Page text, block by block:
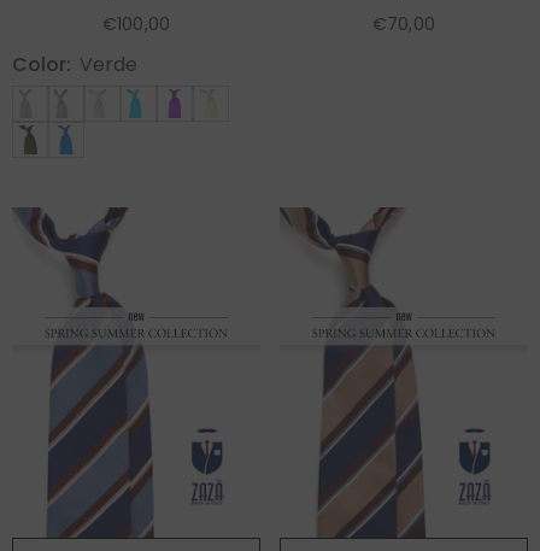
€100,00
Color: Verde
€70,00